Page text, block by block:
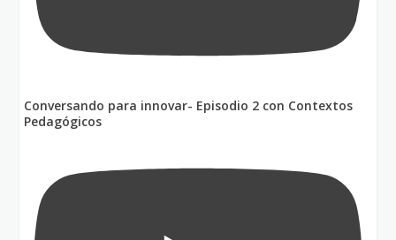
Conversando para innovar- Episodio 2 con Contextos
Pedagógicos